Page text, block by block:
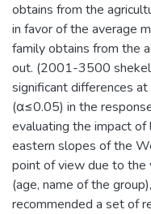
obtains from the
in favor of the average
family obtains from the
out. (2001-3500
significant differences
(α≤0.05) in the
evaluating the impact
eastern slopes of the
point of view due to the
(age, name of the
recommended a set of